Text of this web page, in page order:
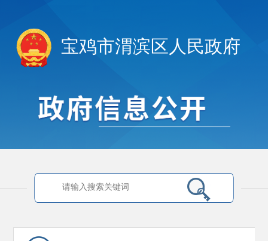
宝鸡市渭滨区人民政府